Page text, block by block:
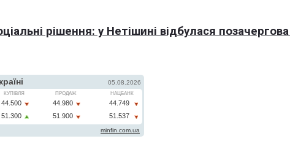
рішення: у Нетішині відбулася позачергова